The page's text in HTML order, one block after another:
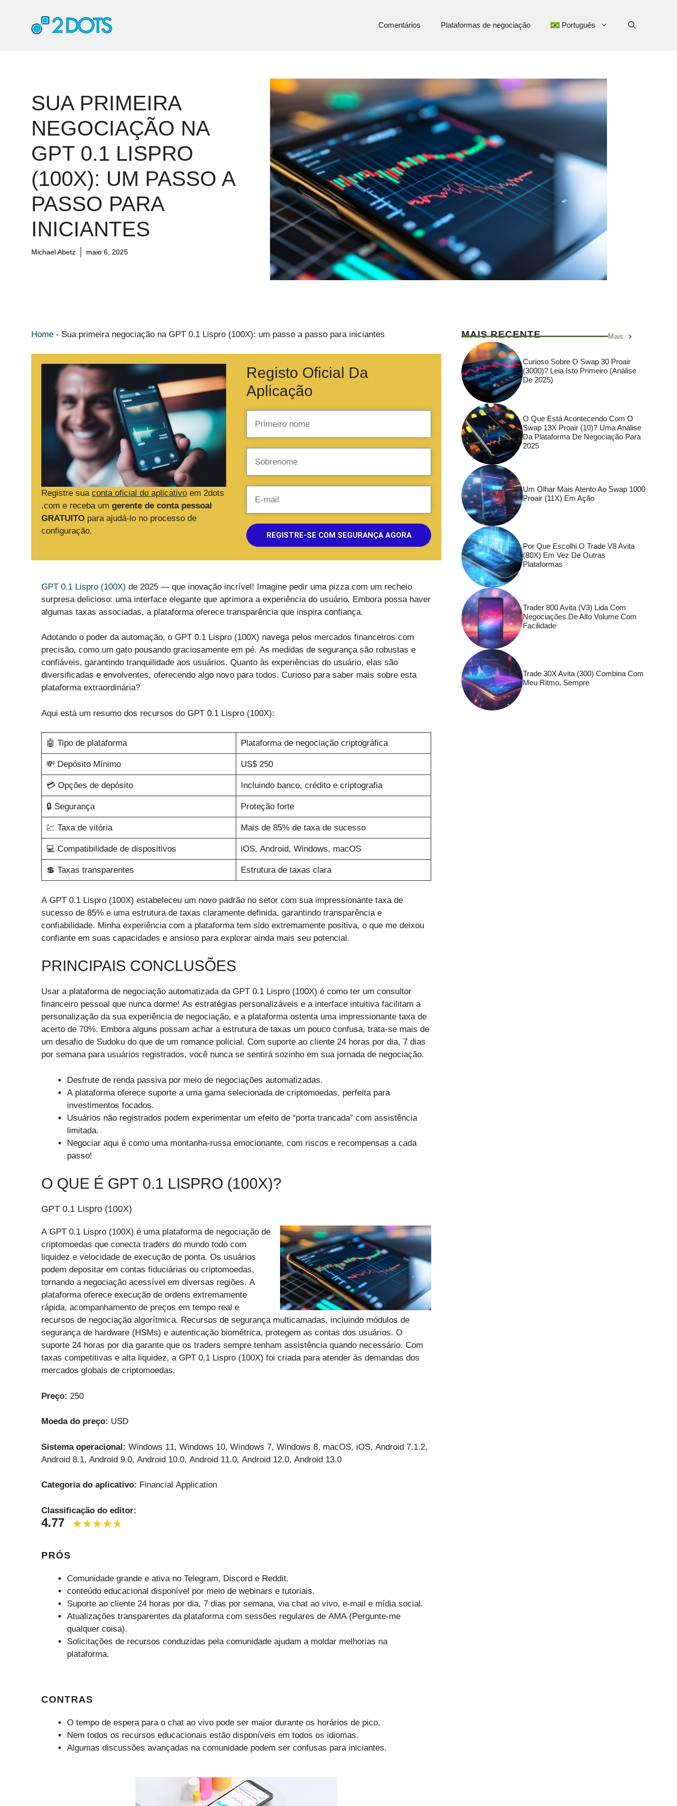
Comentários Plataformas de negociação Português
SUA PRIMEIRA
NEGOCIAÇÃO NA
GPT 0.1 LISPRO
(100X): UM PASSO A
PASSO PARA
INICIANTES
Michael Abetz maio 6, 2025
Home - Sua primeira negociação na GPT 0.1 Lispro (100X): um passo a passo para iniciantes
Registre sua conta oficial do aplicativo em 2dots
.com e receba um gerente de conta pessoal
GRATUITO para ajudá-lo no processo de
configuração.
Registo Oficial Da
Aplicação
REGISTRE-SE COM SEGURANÇA AGORA
GPT 0.1 Lispro (100X) de 2025 — que inovação incrível! Imagine pedir uma pizza com um recheio
surpresa delicioso: uma interface elegante que aprimora a experiência do usuário. Embora possa haver
algumas taxas associadas, a plataforma oferece transparência que inspira confiança.
Adotando o poder da automação, o GPT 0.1 Lispro (100X) navega pelos mercados financeiros com
precisão, como um gato pousando graciosamente em pé. As medidas de segurança são robustas e
confiáveis, garantindo tranquilidade aos usuários. Quanto às experiências do usuário, elas são
diversificadas e envolventes, oferecendo algo novo para todos. Curioso para saber mais sobre esta
plataforma extraordinária?
Aqui está um resumo dos recursos do GPT 0.1 Lispro (100X):
🤖 Tipo de plataforma Plataforma de negociação criptográfica
💸 Depósito Mínimo US$ 250
💳 Opções de depósito Incluindo banco, crédito e criptografia
🔒 Segurança Proteção forte
💹 Taxa de vitória Mais de 85% de taxa de sucesso
💻 Compatibilidade de dispositivos iOS, Android, Windows, macOS
💲 Taxas transparentes Estrutura de taxas clara
A GPT 0.1 Lispro (100X) estabeleceu um novo padrão no setor com sua impressionante taxa de
sucesso de 85% e uma estrutura de taxas claramente definida, garantindo transparência e
confiabilidade. Minha experiência com a plataforma tem sido extremamente positiva, o que me deixou
confiante em suas capacidades e ansioso para explorar ainda mais seu potencial.
PRINCIPAIS CONCLUSÕES
Usar a plataforma de negociação automatizada da GPT 0.1 Lispro (100X) é como ter um consultor
financeiro pessoal que nunca dorme! As estratégias personalizáveis e a interface intuitiva facilitam a
personalização da sua experiência de negociação, e a plataforma ostenta uma impressionante taxa de
acerto de 70%. Embora alguns possam achar a estrutura de taxas um pouco confusa, trata-se mais de
um desafio de Sudoku do que de um romance policial. Com suporte ao cliente 24 horas por dia, 7 dias
por semana para usuários registrados, você nunca se sentirá sozinho em sua jornada de negociação.
Desfrute de renda passiva por meio de negociações automatizadas.
A plataforma oferece suporte a uma gama selecionada de criptomoedas, perfeita para
investimentos focados.
Usuários não registrados podem experimentar um efeito de “porta trancada” com assistência
limitada.
Negociar aqui é como uma montanha-russa emocionante, com riscos e recompensas a cada
passo!
O QUE É GPT 0.1 LISPRO (100X)?
GPT 0.1 Lispro (100X)
A GPT 0.1 Lispro (100X) é uma plataforma de negociação de
criptomoedas que conecta traders do mundo todo com
liquidez e velocidade de execução de ponta. Os usuários
podem depositar em contas fiduciárias ou criptomoedas,
tornando a negociação acessível em diversas regiões. A
plataforma oferece execução de ordens extremamente
rápida, acompanhamento de preços em tempo real e
recursos de negociação algorítmica. Recursos de segurança multicamadas, incluindo módulos de
segurança de hardware (HSMs) e autenticação biométrica, protegem as contas dos usuários. O
suporte 24 horas por dia garante que os traders sempre tenham assistência quando necessário. Com
taxas competitivas e alta liquidez, a GPT 0.1 Lispro (100X) foi criada para atender às demandas dos
mercados globais de criptomoedas.
Preço: 250
Moeda do preço: USD
Sistema operacional: Windows 11, Windows 10, Windows 7, Windows 8, macOS, iOS, Android 7.1.2,
Android 8.1, Android 9.0, Android 10.0, Android 11.0, Android 12.0, Android 13.0
Categoria do aplicativo: Financial Application
Classificação do editor:
4.77
PRÓS
Comunidade grande e ativa no Telegram, Discord e Reddit.
conteúdo educacional disponível por meio de webinars e tutoriais.
Suporte ao cliente 24 horas por dia, 7 dias por semana, via chat ao vivo, e-mail e mídia social.
Atualizações transparentes da plataforma com sessões regulares de AMA (Pergunte-me
qualquer coisa).
Solicitações de recursos conduzidas pela comunidade ajudam a moldar melhorias na
plataforma.
CONTRAS
O tempo de espera para o chat ao vivo pode ser maior durante os horários de pico.
Nem todos os recursos educacionais estão disponíveis em todos os idiomas.
Algumas discussões avançadas na comunidade podem ser confusas para iniciantes.
MAIS RECENTE Mais
Curioso Sobre O Swap 30 Proair
(3000)? Leia Isto Primeiro (análise
De 2025)
O Que Está Acontecendo Com O
Swap 13X Proair (10)? Uma Análise
Da Plataforma De Negociação Para
2025
Um Olhar Mais Atento Ao Swap 1000
Proair (11X) Em Ação
Por Que Escolhi O Trade V8 Avita
(80X) Em Vez De Outras
Plataformas
Trader 800 Avita (V3) Lida Com
Negociações De Alto Volume Com
Facilidade
Trade 30X Avita (300) Combina Com
Meu Ritmo, Sempre